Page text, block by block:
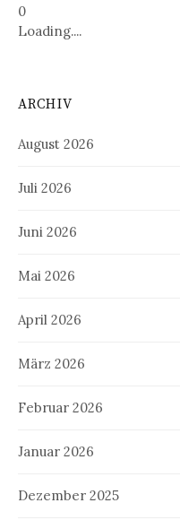
0
Loading....
ARCHIV
August 2026
Juli 2026
Juni 2026
Mai 2026
April 2026
März 2026
Februar 2026
Januar 2026
Dezember 2025